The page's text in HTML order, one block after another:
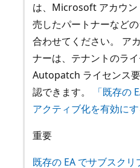
は、Microsoft アカウン
売したパートナーなど
合わせてください。 ア
ナーは、テナントのラ
Autopatch ライセンス
認できます。
「既存の
アクティブ化を有効に
重要
既存の EA でサブスク